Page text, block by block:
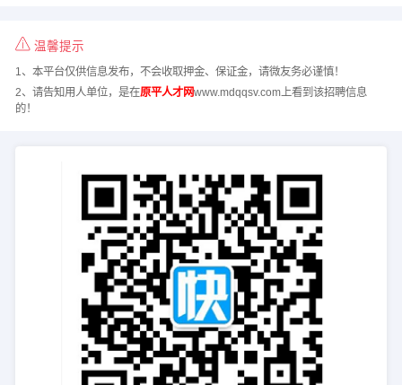
温馨提示
1、本平台仅供信息发布，不会收取押金、保证金，请微友务必谨慎！
2、请告知用人单位，是在原平人才网www.mdqqsv.com上看到该招聘信息
的！